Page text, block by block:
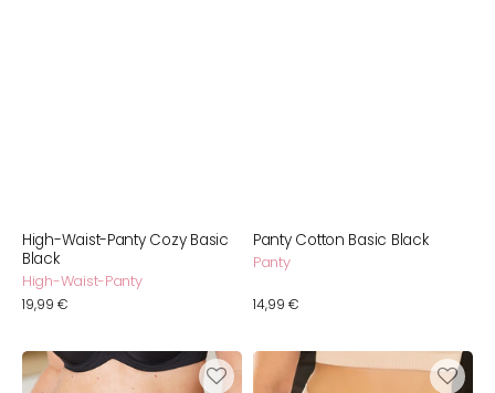
High-Waist-Panty Cozy Basic
Black
High-Waist-Panty
Normaler
19,99 €
Panty Cotton Basic Black
Panty
Normaler
14,99 €
String
Cotton
High-
Panty